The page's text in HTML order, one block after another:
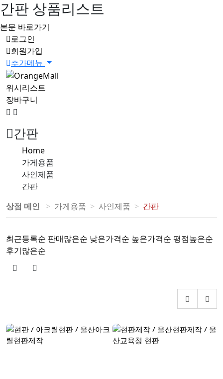
간판 상품리스트
본문 바로가기
로그인
회원가입
추가메뉴
위시리스트
장바구니
검
버
튼
메
버
튼
간판
Home
가게용품
사인제품
간판
상점 메인
가게용품 사인제품 간판
최근등록순 판매많은순 낮은가격순 높은가격순 평점높은순
후기많은순